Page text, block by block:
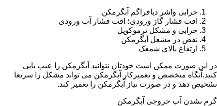
خرابی واشر دیافراگم آبگرمکن
افت فشار گاز ورودی؛ افت فشار آب ورودی
خرابی و مشکل ترموکوپل
نقص در مشعل آبگرمکن
ارتفاع بالای شمعک
در این صورت ممکن است خودتان نتوانید آبگرمکن را عیب یابی
کنید.آنگاه متخصص و تعمیرکار آبگرمکن می تواند مشکل را سریعا
تشخیص دهد و در صورت نیاز آبگرمکن را تعمیر کند.
گرم نشدن آب خروجی آبگرمکن